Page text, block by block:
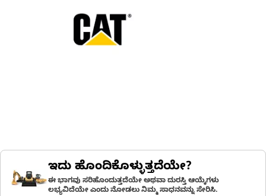
ಇದು ಹೊಂದಿಕೊಳ್ಳುತ್ತದೆಯೇ?
ಈ ಭಾಗವು ಸರಿಹೊಂದುತ್ತದೆಯೇ ಅಥವಾ ದುರಸ್ತಿ ಆಯ್ಕೆಗಳು
ಲಭ್ಯವಿದೆಯೇ ಎಂದು ನೋಡಲು ನಿಮ್ಮ ಸಾಧನವನ್ನು ಸೇರಿಸಿ.